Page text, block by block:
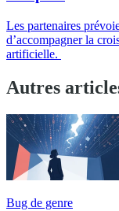
Les partenaires
d’accompagner la
artificielle.
Autres
Bug de genre